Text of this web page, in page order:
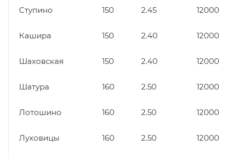
Ступино 150 2.45 12000
Кашира 150 2.40 12000
Шаховская 150 2.40 12000
Шатура 160 2.50 12000
Лотошино 160 2.50 12000
Луховицы 160 2.50 12000